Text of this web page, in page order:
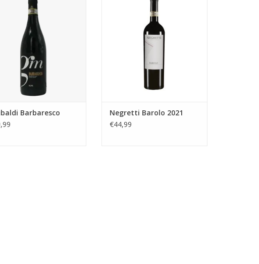
Barbaresco
Het resultaat van verschillende
wijngaarden in de gemeente La
Morra, de Barolo DOCG van
Negretti, is een van die wijnen
waar moderniteit wordt
gecombineerd met traditie zoals
ook gebeurt in de kelder, met
gisting bij een ge
Negretti Barolo 2021
€44,99